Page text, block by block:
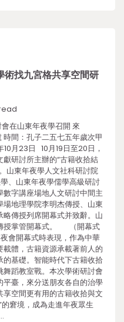
術找九宮格共享空間研
在山東年夜學召開 來
時間：孔子二五七五年歲次甲
23日 10月19日至20日，
研討所主辦的“古籍收拾結
山東年夜學人文社科研討院
、山東年夜學儒學高級研討
字講座場地人文研討中間主
地理學院李明杰傳授、山東
傳授列席開幕式并致辭。山
授掌管開幕式。 （開幕式
會開幕式時表現，作為中華
體，古籍資源承載著前人的
基礎。智能時代下古籍收拾
蹈教室戰。本次學術研討會
臺，來分送朋友各自的治學
空間更有用的古籍收拾與文
窘境，成為走進年夜眾生